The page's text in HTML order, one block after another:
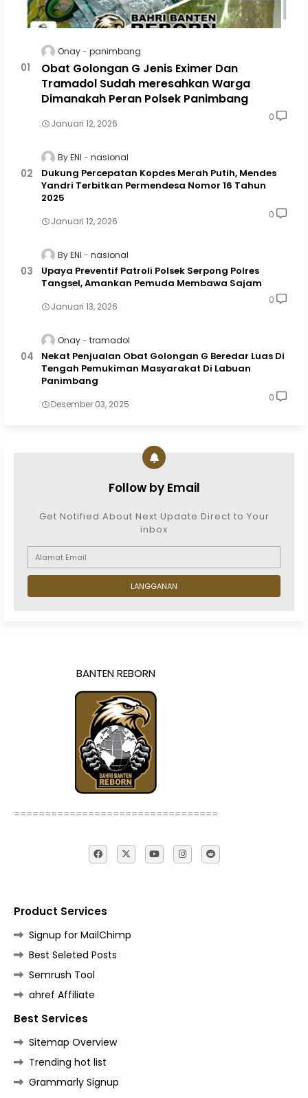
Onay panimbang
Obat Golongan G Jenis Eximer Dan
Tramadol Sudah meresahkan Warga
Dimanakah Peran Polsek Panimbang
Januari 12, 2026
0
By ENI nasional
Dukung Percepatan Kopdes Merah Putih, Mendes
Yandri Terbitkan Permendesa Nomor 16 Tahun
2025
Januari 12, 2026
0
By ENI nasional
Upaya Preventif Patroli Polsek Serpong Polres
Tangsel, Amankan Pemuda Membawa Sajam
Januari 13, 2026
0
Onay tramadol
Nekat Penjualan Obat Golongan G Beredar Luas Di
Tengah Pemukiman Masyarakat Di Labuan
Panimbang
Desember 03, 2025
0
Follow by Email
Get Notified About Next Update Direct to Your
inbox
BANTEN REBORN
=================================
Product Services
Signup for MailChimp
Best Seleted Posts
Semrush Tool
ahref Affiliate
Best Services
Sitemap Overview
Trending hot list
Grammarly Signup